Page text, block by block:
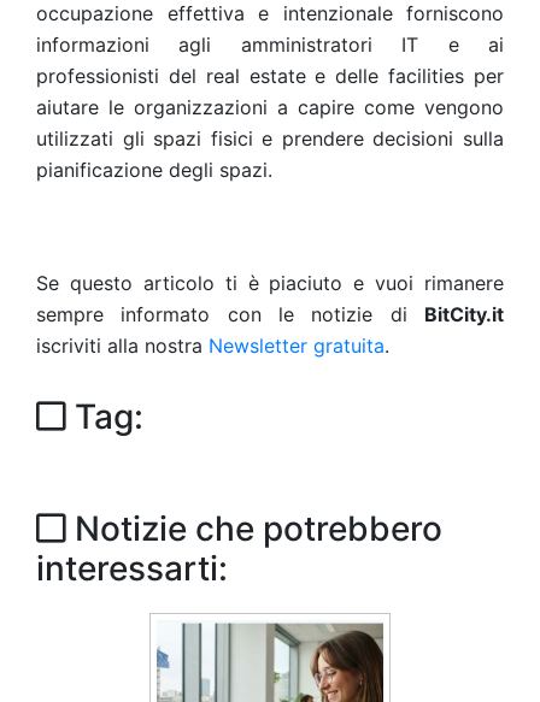
occupazione effettiva e intenzionale forniscono
informazioni agli amministratori IT e ai
professionisti del real estate e delle facilities per
aiutare le organizzazioni a capire come vengono
utilizzati gli spazi fisici e prendere decisioni sulla
pianificazione degli spazi.
Se questo articolo ti è piaciuto e vuoi rimanere
sempre informato con le notizie di BitCity.it
iscriviti alla nostra Newsletter gratuita.
Tag:
Notizie che potrebbero
interessarti: